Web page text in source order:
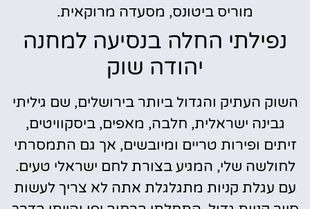
מוריס ביטונס, מסעדה מרוקאית.
נפילתי החלה בנסיעה למחנה
יהודה שוק
השוק העתיק והגדול ביותר בירושלים, שם גיליתי
גבינה ישראלית, חלבה, מאפים, ביסקוויטים,
זיתים ופירות טריים ומיובשים, אך גם התמסרתי
לחולשה שלי, המגיע בצורת לחם ישראלי טעים.
עם עגלת קניות מתגלגלת אתה לא צריך לעשות